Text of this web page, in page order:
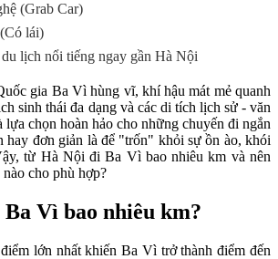
(Grab Car)
lái)
lịch nổi tiếng ngay gần Hà Nội
gia Ba Vì hùng vĩ, khí hậu mát mẻ quanh
sinh thái đa dạng và các di tích lịch sử - văn
chọn hoàn hảo cho những chuyến đi ngắn
hay đơn giản là để "trốn" khỏi sự ồn ào, khói
từ Hà Nội đi Ba Vì bao nhiêu km và nên
cho phù hợp?
Vì bao nhiêu km?
lớn nhất khiến Ba Vì trở thành điểm đến